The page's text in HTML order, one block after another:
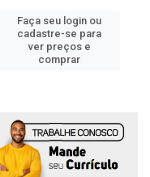
Faça seu login ou
cadastre-se para
ver preços e
comprar